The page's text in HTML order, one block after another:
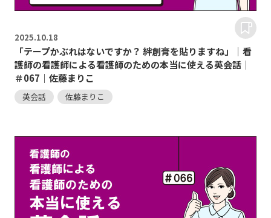
2025.10.18
「テープかぶれはないですか？ 絆創膏を貼りますね」｜看
護師の看護師による看護師のための本当に使える英会話｜
＃067｜佐藤まりこ
英会話 佐藤まりこ